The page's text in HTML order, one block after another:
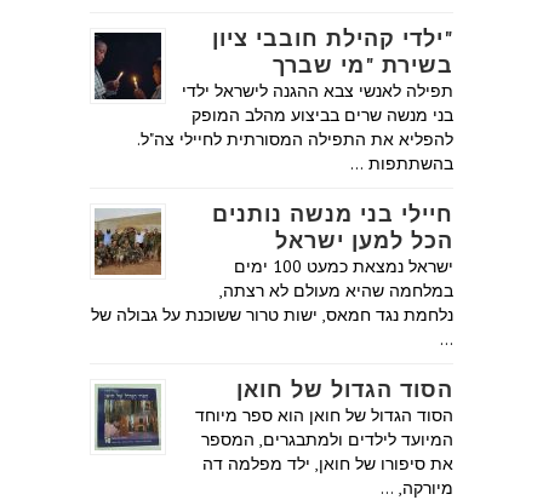
"ילדי קהילת חובבי ציון
בשירת "מי שברך
תפילה לאנשי צבא ההגנה לישראל ילדי
בני מנשה שרים בביצוע מהלב המופק
להפליא את התפילה המסורתית לחיילי צה"ל.
בהשתתפות …
חיילי בני מנשה נותנים
הכל למען ישראל
ישראל נמצאת כמעט 100 ימים
במלחמה שהיא מעולם לא רצתה,
נלחמת נגד חמאס, ישות טרור ששוכנת על גבולה של
…
הסוד הגדול של חואן
הסוד הגדול של חואן הוא ספר מיוחד
המיועד לילדים ולמתבגרים, המספר
את סיפורו של חואן, ילד מפלמה דה
מיורקה, …